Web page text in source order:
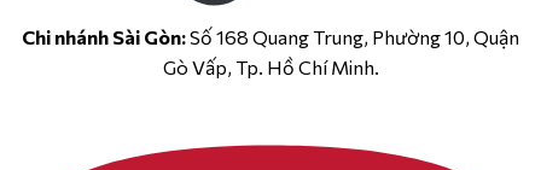
Chi nhánh Sài Gòn:Số 168 Quang Trung, Phường 10, Quận
Gò Vấp, Tp. Hồ Chí Minh.